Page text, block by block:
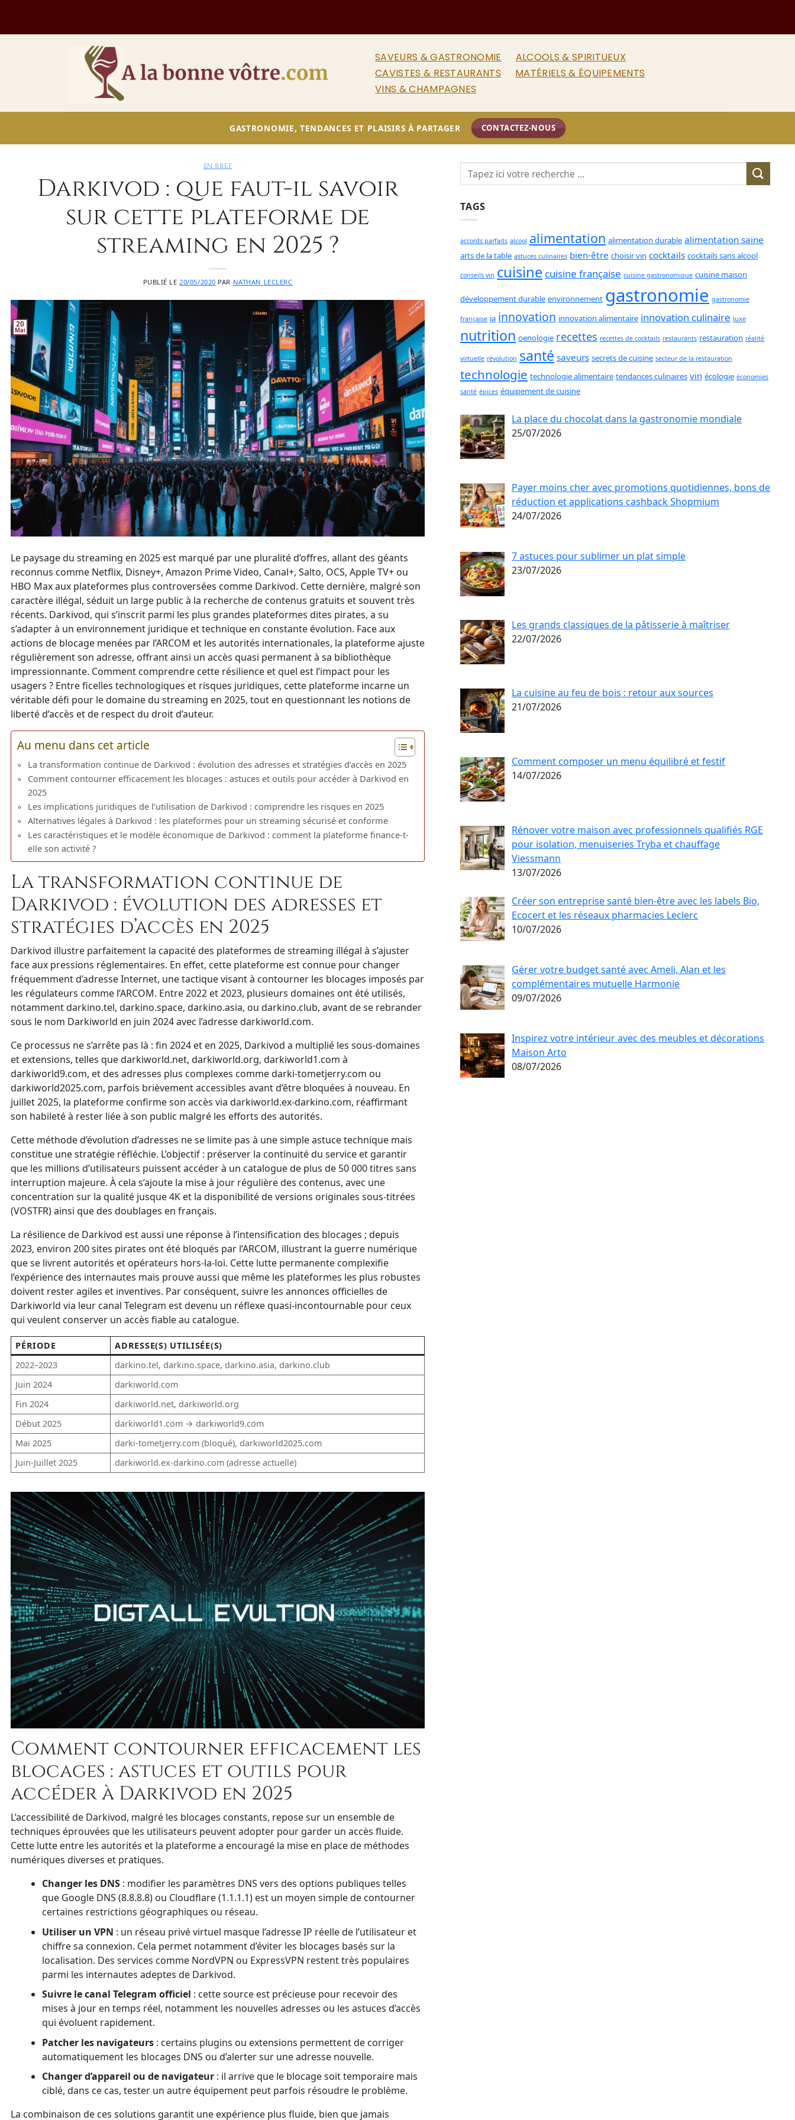
contenu
SAVEURS & GASTRONOMIE
ALCOOLS & SPIRITUEUX
CAVISTES & RESTAURANTS
MATÉRIELS & ÉQUIPEMENTS
VINS & CHAMPAGNES
GASTRONOMIE, TENDANCES ET PLAISIRS À PARTAGER CONTACTEZ-NOUS
EN BREF
Darkivod : que faut-il savoir
sur cette plateforme de
streaming en 2025 ?
PUBLIÉ LE20/05/2020 PAR NATHAN LECLERC
20
Mai
Le paysage du streaming en 2025 est marqué par une pluralité d’offres, allant des géants
reconnus comme Netflix, Disney+, Amazon Prime Video, Canal+, Salto, OCS, Apple TV+ ou
HBO Max aux plateformes plus controversées comme Darkivod. Cette dernière, malgré son
caractère illégal, séduit un large public à la recherche de contenus gratuits et souvent très
récents. Darkivod, qui s’inscrit parmi les plus grandes plateformes dites pirates, a su
s’adapter à un environnement juridique et technique en constante évolution. Face aux
actions de blocage menées par l’ARCOM et les autorités internationales, la plateforme ajuste
régulièrement son adresse, offrant ainsi un accès quasi permanent à sa bibliothèque
impressionnante. Comment comprendre cette résilience et quel est l’impact pour les
usagers ? Entre ficelles technologiques et risques juridiques, cette plateforme incarne un
véritable défi pour le domaine du streaming en 2025, tout en questionnant les notions de
liberté d’accès et de respect du droit d’auteur.
Au menu dans cet article
La transformation continue de Darkivod : évolution des adresses et stratégies d’accès en 2025
Comment contourner efficacement les blocages : astuces et outils pour accéder à Darkivod en
2025
Les implications juridiques de l’utilisation de Darkivod : comprendre les risques en 2025
Alternatives légales à Darkivod : les plateformes pour un streaming sécurisé et conforme
Les caractéristiques et le modèle économique de Darkivod : comment la plateforme finance-t-
elle son activité ?
La transformation continue de
Darkivod : évolution des adresses et
stratégies d’accès en 2025
Darkivod illustre parfaitement la capacité des plateformes de streaming illégal à s’ajuster
face aux pressions réglementaires. En effet, cette plateforme est connue pour changer
fréquemment d’adresse Internet, une tactique visant à contourner les blocages imposés par
les régulateurs comme l’ARCOM. Entre 2022 et 2023, plusieurs domaines ont été utilisés,
notamment darkino.tel, darkino.space, darkino.asia, ou darkino.club, avant de se rebrander
sous le nom Darkiworld en juin 2024 avec l’adresse darkiworld.com.
Ce processus ne s’arrête pas là : fin 2024 et en 2025, Darkivod a multiplié les sous-domaines
et extensions, telles que darkiworld.net, darkiworld.org, darkiworld1.com à
darkiworld9.com, et des adresses plus complexes comme darki-tometjerry.com ou
darkiworld2025.com, parfois brièvement accessibles avant d’être bloquées à nouveau. En
juillet 2025, la plateforme confirme son accès via darkiworld.ex-darkino.com, réaffirmant
son habileté à rester liée à son public malgré les efforts des autorités.
Cette méthode d’évolution d’adresses ne se limite pas à une simple astuce technique mais
constitue une stratégie réfléchie. L’objectif : préserver la continuité du service et garantir
que les millions d’utilisateurs puissent accéder à un catalogue de plus de 50 000 titres sans
interruption majeure. À cela s’ajoute la mise à jour régulière des contenus, avec une
concentration sur la qualité jusque 4K et la disponibilité de versions originales sous-titrées
(VOSTFR) ainsi que des doublages en français.
La résilience de Darkivod est aussi une réponse à l’intensification des blocages ; depuis
2023, environ 200 sites pirates ont été bloqués par l’ARCOM, illustrant la guerre numérique
que se livrent autorités et opérateurs hors-la-loi. Cette lutte permanente complexifie
l’expérience des internautes mais prouve aussi que même les plateformes les plus robustes
doivent rester agiles et inventives. Par conséquent, suivre les annonces officielles de
Darkiworld via leur canal Telegram est devenu un réflexe quasi-incontournable pour ceux
qui veulent conserver un accès fiable au catalogue.
PÉRIODE
ADRESSE(S) UTILISÉE(S)
2022–2023
darkino.tel, darkino.space, darkino.asia, darkino.club
Juin 2024
darkiworld.com
Fin 2024
darkiworld.net, darkiworld.org
Début 2025
darkiworld1.com → darkiworld9.com
Mai 2025
darki-tometjerry.com (bloqué), darkiworld2025.com
Juin-Juillet 2025
darkiworld.ex-darkino.com (adresse actuelle)
Comment contourner efficacement les
blocages : astuces et outils pour
accéder à Darkivod en 2025
L’accessibilité de Darkivod, malgré les blocages constants, repose sur un ensemble de
techniques éprouvées que les utilisateurs peuvent adopter pour garder un accès fluide.
Cette lutte entre les autorités et la plateforme a encouragé la mise en place de méthodes
numériques diverses et pratiques.
Changer les DNS: modifier les paramètres DNS vers des options publiques telles
que Google DNS (8.8.8.8) ou Cloudflare (1.1.1.1) est un moyen simple de contourner
certaines restrictions géographiques ou réseau.
Utiliser un VPN : un réseau privé virtuel masque l’adresse IP réelle de l’utilisateur et
chiffre sa connexion. Cela permet notamment d’éviter les blocages basés sur la
localisation. Des services comme NordVPN ou ExpressVPN restent très populaires
parmi les internautes adeptes de Darkivod.
Suivre le canal Telegram officiel : cette source est précieuse pour recevoir des
mises à jour en temps réel, notamment les nouvelles adresses ou les astuces d’accès
qui évoluent rapidement.
Patcher les navigateurs: certains plugins ou extensions permettent de corriger
automatiquement les blocages DNS ou d’alerter sur une adresse nouvelle.
Changer d’appareil ou de navigateur: il arrive que le blocage soit temporaire mais
ciblé, dans ce cas, tester un autre équipement peut parfois résoudre le problème.
La combinaison de ces solutions garantit une expérience plus fluide, bien que jamais
TAGS
accords parfaits alcool alimentation alimentation durable alimentation saine
arts de la table astuces culinaires bien-être choisir vin cocktails cocktails sans alcool
conseils vin cuisine cuisine française cuisine gastronomique cuisine maison
développement durable environnement gastronomie gastronomie
française ia innovation innovation alimentaire innovation culinaire luxe
nutrition oenologie recettes recettes de cocktails restaurants restauration réalité
virtuelle révolution santé saveurs secrets de cuisine secteur de la restauration
technologie technologie alimentaire tendances culinaires vin écologie économies
santé épices équipement de cuisine
La place du chocolat dans la gastronomie mondiale
25/07/2026
Payer moins cher avec promotions quotidiennes, bons de
réduction et applications cashback Shopmium
24/07/2026
7 astuces pour sublimer un plat simple
23/07/2026
Les grands classiques de la pâtisserie à maîtriser
22/07/2026
La cuisine au feu de bois : retour aux sources
21/07/2026
Comment composer un menu équilibré et festif
14/07/2026
Rénover votre maison avec professionnels qualifiés RGE
pour isolation, menuiseries Tryba et chauffage
Viessmann
13/07/2026
Créer son entreprise santé bien-être avec les labels Bio,
Ecocert et les réseaux pharmacies Leclerc
10/07/2026
Gérer votre budget santé avec Ameli, Alan et les
complémentaires mutuelle Harmonie
09/07/2026
Inspirez votre intérieur avec des meubles et décorations
Maison Arto
08/07/2026